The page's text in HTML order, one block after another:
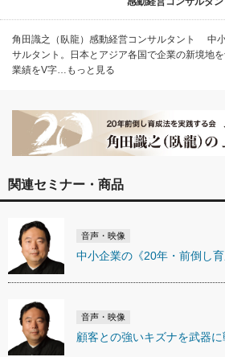
角田識之（臥龍）感動経営コンサルタント 中
サルタント。日本とアジア各国で企業の新境地を
業績をV字…もっと見る
関連セミナー・商品
音声・映像
中小企業の《20年・前倒し育
音声・映像
顧客との強いキズナを武器